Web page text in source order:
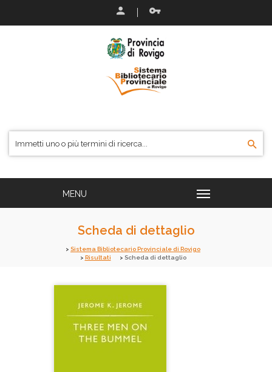
Scheda di dettaglio
Sistema Bibliotecario Provinciale di Rovigo
Risultati
Scheda di dettaglio